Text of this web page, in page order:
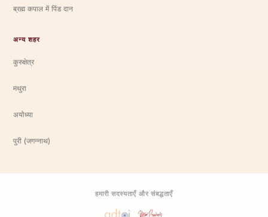
ब्रह्म कपाल में पिंड दान
अन्य शहर
कुरुक्षेत्र
मथुरा
अयोध्या
पुरी (जगन्नाथ)
हमारी सदस्यताएँ और संबद्धताएँ